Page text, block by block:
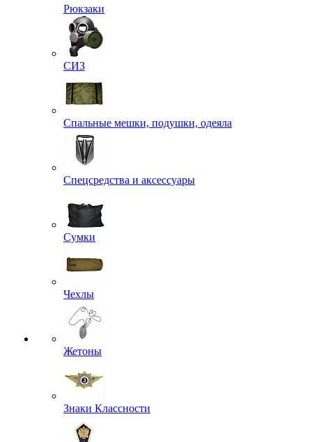
Рюкзаки
СИЗ
Спальные мешки, подушки, одеяла
Спецсредства и аксессуары
Сумки
Чехлы
Жетоны
Знаки Классности